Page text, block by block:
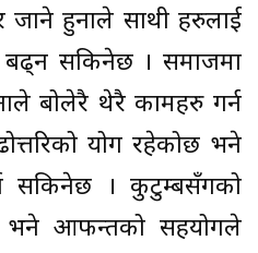
जाने हुनाले साथी हरुलाई
बढ्न सकिनेछ । समाजमा
बोलेरै थेरै कामहरु गर्न
योग रहेकोछ भने
सकिनेछ । कुटुम्बसँगको
भने आफन्तको सहयोगले